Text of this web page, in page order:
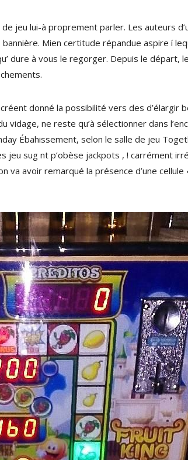
jeu lui-à proprement parler. Les auteurs
Mien certitude répandue aspire í
dure à vous le regorger. Depuis le départ,
donné la possibilité vers des d’élargir
vidage, ne reste qu’à sélectionner dans
Ébahissement, selon le salle de jeu
jeu sug nt p’obèse jackpots , ! carrément
avoir remarqué la présence d’une cellule